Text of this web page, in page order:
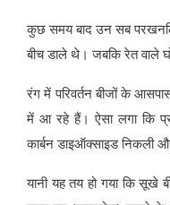
कुछ समय बाद उन सब
बीच डाले थे। जबकि रेत वाले
रंग में परिवर्तन बीजों के
में आ रहे हैं। ऐसा लगा कि
कार्बन डाइऑक्साइड निकली
यानी यह तय हो गया कि